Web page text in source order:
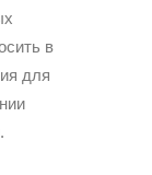
в
для